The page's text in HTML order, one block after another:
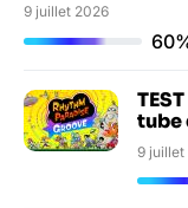
9 juillet 2026
tube
9 juillet